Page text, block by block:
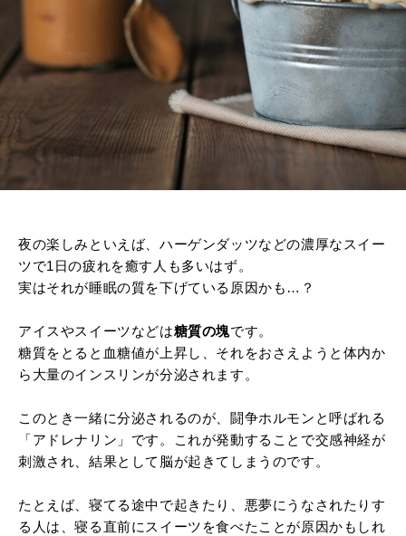
夜の楽しみといえば、ハーゲンダッツなどの濃厚なスイー
ツで1日の疲れを癒す人も多いはず。
実はそれが睡眠の質を下げている原因かも…？
アイスやスイーツなどは糖質の塊です。
糖質をとると血糖値が上昇し、それをおさえようと体内か
ら大量のインスリンが分泌されます。
このとき一緒に分泌されるのが、闘争ホルモンと呼ばれる
「アドレナリン」です。これが発動することで交感神経が
刺激され、結果として脳が起きてしまうのです。
たとえば、寝てる途中で起きたり、悪夢にうなされたりす
る人は、寝る直前にスイーツを食べたことが原因かもしれ